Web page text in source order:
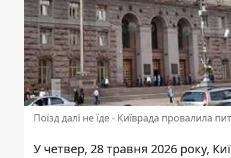
Поїзд далі не їде - Київрада провалила
У четвер, 28 травня 2026 року,